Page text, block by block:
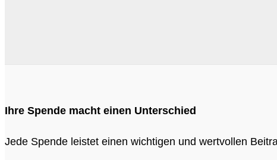
Ihre Spende macht einen Unterschied
Jede Spende leistet einen wichtigen und wertvollen